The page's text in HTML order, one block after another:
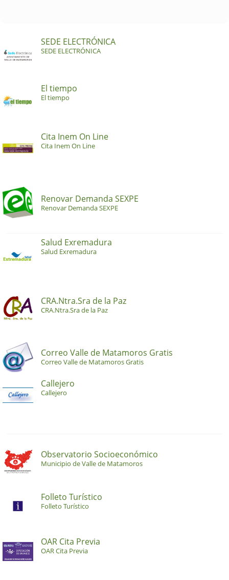
SEDE ELECTRÓNICA
SEDE ELECTRÓNICA
El tiempo
El tiempo
Cita Inem On Line
Cita Inem On Line
Renovar Demanda SEXPE
Renovar Demanda SEXPE
Salud Exremadura
Salud Exremadura
CRA.Ntra.Sra de la Paz
CRA.Ntra.Sra de la Paz
Correo Valle de Matamoros Gratis
Correo Valle de Matamoros Gratis
Callejero
Callejero
Observatorio Socioeconómico
Municipio de Valle de Matamoros
Folleto Turístico
Folleto Turístico
OAR Cita Previa
OAR Cita Previa